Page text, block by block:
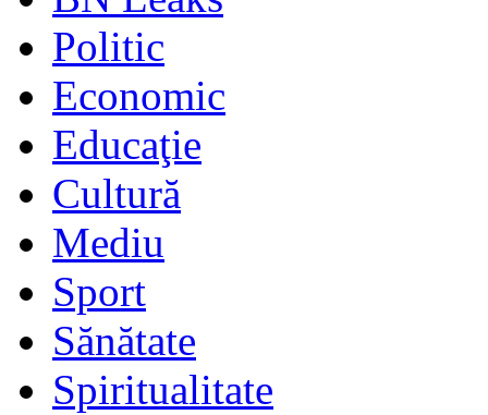
Politic
Economic
Educaţie
Cultură
Mediu
Sport
Sănătate
Spiritualitate